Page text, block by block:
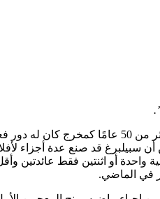
على الرغم من تمتعه بمسيرة مهنية
في الماضي.